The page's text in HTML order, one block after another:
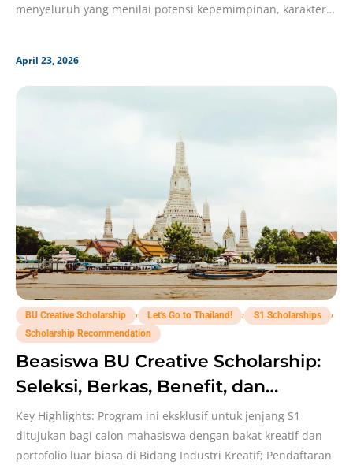
menyeluruh yang menilai potensi kepemimpinan, karakter,
April 23, 2026
BU Creative Scholarship Let's Go to Thailand! S1 Scholarships
Scholarship Recommendation
Beasiswa BU Creative Scholarship:
Seleksi, Berkas, Benefit, dan
Deadline!
Key Highlights: Program ini eksklusif untuk jenjang S1
ditujukan bagi calon mahasiswa dengan bakat kreatif dan
portofolio luar biasa di Bidang Industri Kreatif; Pendaftaran